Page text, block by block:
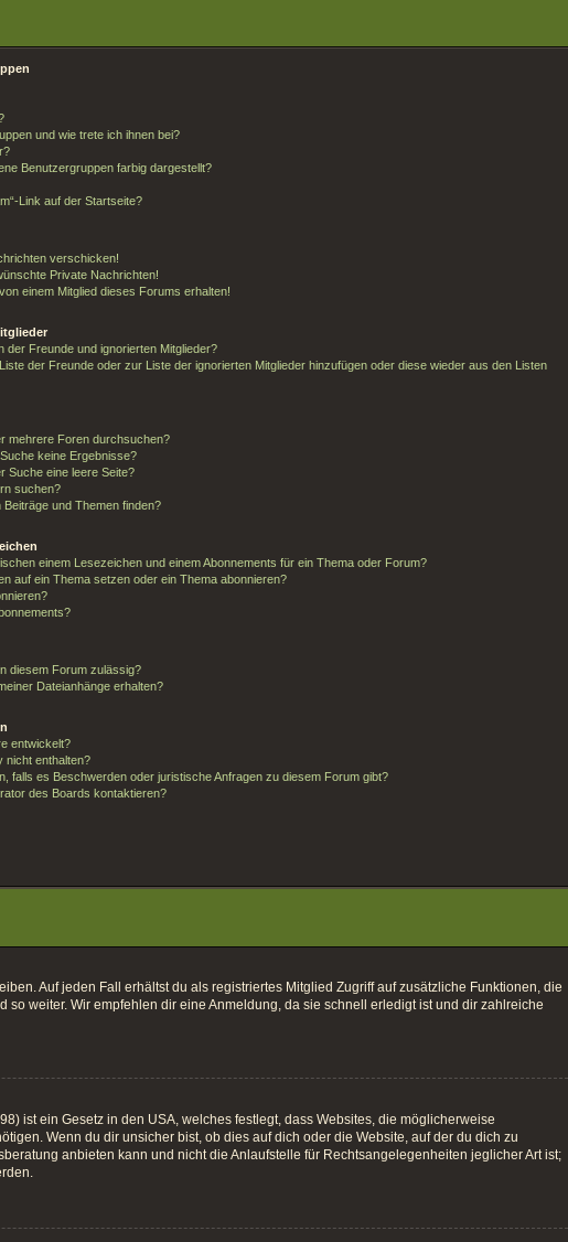
und wie trete ich ihnen bei?
Benutzergruppen farbig dargestellt?
Link auf der Startseite?
verschicken!
Private Nachrichten!
einem Mitglied dieses Forums erhalten!
der Freunde und ignorierten Mitglieder?
der Freunde oder zur Liste der ignorierten Mitglieder hinzufügen oder diese wieder aus den Listen
mehrere Foren durchsuchen?
keine Ergebnisse?
Suche eine leere Seite?
suchen?
und Themen finden?
einem Lesezeichen und einem Abonnements für ein Thema oder Forum?
auf ein Thema setzen oder ein Thema abonnieren?
diesem Forum zulässig?
Dateianhänge erhalten?
entwickelt?
nicht enthalten?
falls es Beschwerden oder juristische Anfragen zu diesem Forum gibt?
des Boards kontaktieren?
Auf jeden Fall erhältst du als registriertes Mitglied Zugriff auf zusätzliche Funktionen, die
weiter. Wir empfehlen dir eine Anmeldung, da sie schnell erledigt ist und dir zahlreiche
ist ein Gesetz in den USA, welches festlegt, dass Websites, die möglicherweise
Wenn du dir unsicher bist, ob dies auf dich oder die Website, auf der du dich zu
anbieten kann und nicht die Anlaufstelle für Rechtsangelegenheiten jeglicher Art ist;